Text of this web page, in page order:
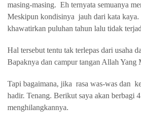
masing-masing. Eh ternyata semuanya
Meskipun kondisinya jauh dari kata
khawatirkan puluhan tahun lalu tidak
Hal tersebut tentu tak terlepas dari usaha
Bapaknya dan campur tangan Allah Yang
Tapi bagaimana, jika rasa was-was dan
hadir. Tenang. Berikut saya akan berbagi
menghilangkannya.